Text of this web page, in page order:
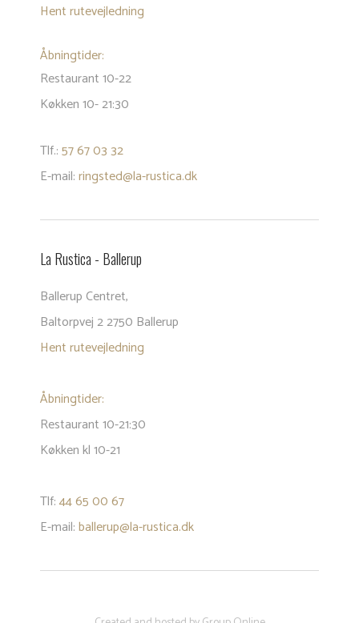
Hent rutevejledning
Åbning​tider:
Restaurant 10-22
Køkken 10- 21:30
Tlf.:57 67 03 32
E-mail:ringsted@la-rustica.dk
La Rustica - Balle​rup
​Ballerup Centret,
Baltorpvej 2 2750 Ballerup
Hent rutevejledning
Åbningtider:
Restaurant 10-21:30
Køkken kl 10-21
Tlf:44 65 00 67
E-mail:ballerup@la-rustica.dk